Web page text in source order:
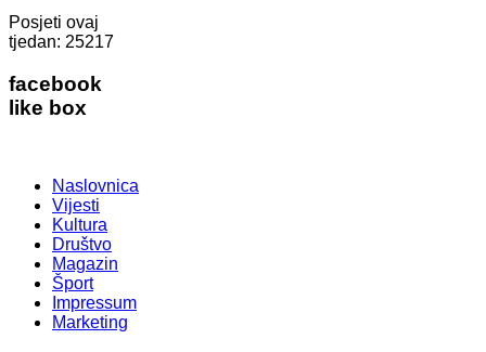
Posjeti ovaj
tjedan: 25217
facebook
like box
Naslovnica
Vijesti
Kultura
Društvo
Magazin
Šport
Impressum
Marketing